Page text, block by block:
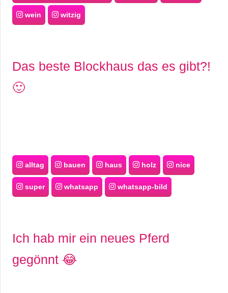
wein witzig
Das beste Blockhaus das es gibt?!
🙂
alltag bauen haus holz nice
super whatsapp whatsapp-bild
Ich hab mir ein neues Pferd
gegönnt 😂